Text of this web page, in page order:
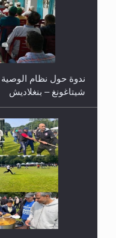
ندوة حول نظام
شيتاغونغ – بنغلاديش